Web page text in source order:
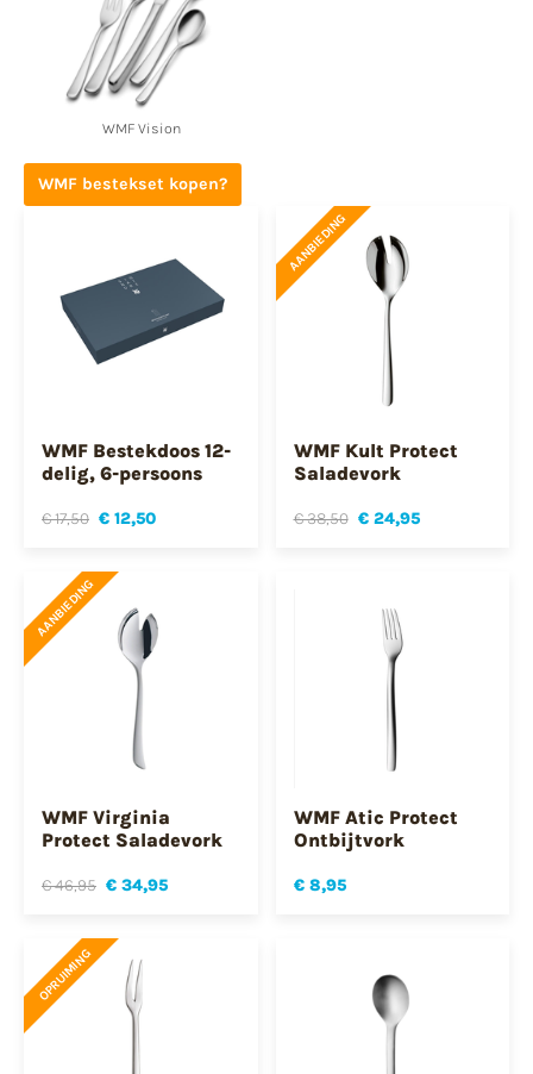
WMF Vision
WMF bestekset kopen?
WMF Bestekdoos 12-
delig, 6-persoons
€ 17,50 € 12,50
AANBIEDING
WMF Kult Protect
Saladevork
€ 38,50 € 24,95
AANBIEDING
WMF Virginia
Protect Saladevork
€ 46,95 € 34,95
WMF Atic Protect
Ontbijtvork
€ 8,95
OPRUIMING